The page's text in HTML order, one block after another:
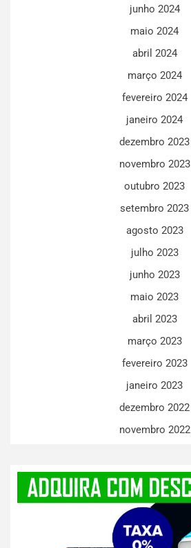
junho 2024
maio 2024
abril 2024
março 2024
fevereiro 2024
janeiro 2024
dezembro 2023
novembro 2023
outubro 2023
setembro 2023
agosto 2023
julho 2023
junho 2023
maio 2023
abril 2023
março 2023
fevereiro 2023
janeiro 2023
dezembro 2022
novembro 2022